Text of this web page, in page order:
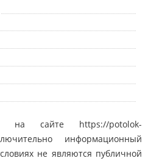
сайте https://potolok-
информационный
не являются публичной